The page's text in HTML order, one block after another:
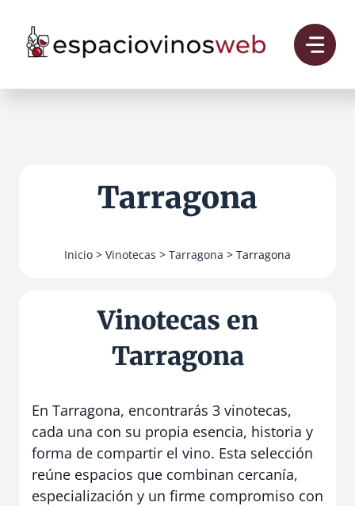
contenido
Tarragona
Inicio > Vinotecas > Tarragona > Tarragona
Vinotecas en
Tarragona
En Tarragona, encontrarás 3 vinotecas,
cada una con su propia esencia, historia y
forma de compartir el vino. Esta selección
reúne espacios que combinan cercanía,
especialización y un firme compromiso con